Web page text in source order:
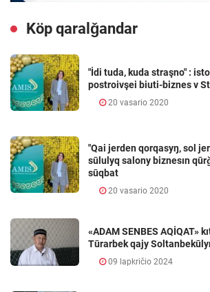
Köp qaralǧandar
"İdi tuda, kuda straşno" :
postroivşei biuti-biznes v
20 vasario 2020
"Qai jerden qorqasyŋ, sol
sūlulyq salony biznesın
sūqbat
20 vasario 2020
«ADAM SENBES AQİQAT»
Tūrarbek qajy
09 lapkričio 2024